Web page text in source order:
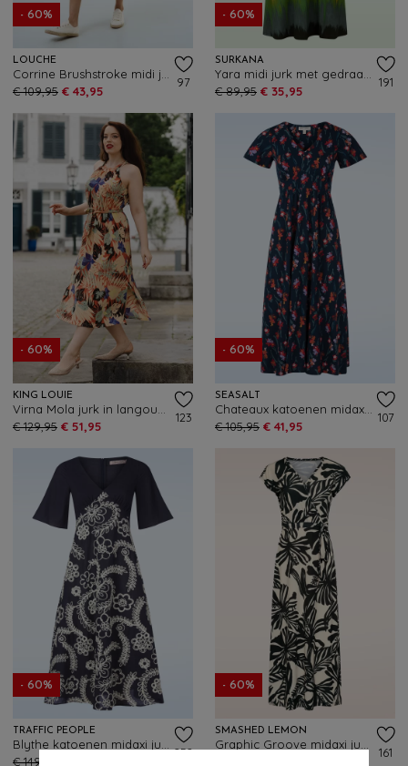
- 60%
LOUCHE
€ 109,95 € 43,95
97
- 60%
SURKANA
€ 89,95 € 35,95
191
- 60%
KING LOUIE
€ 129,95 € 51,95
123
- 60%
SEASALT
€ 105,95 € 41,95
107
- 60%
TRAFFIC PEOPLE
€ 149,95
252
- 60%
SMASHED LEMON
161